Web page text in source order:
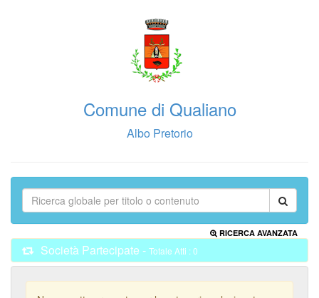
Comune di Qualiano
Albo Pretorio
RICERCA AVANZATA
Società Partecipate - Totale Atti : 0